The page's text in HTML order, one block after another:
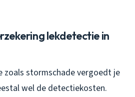
lekdetectie in
zoals stormschade vergoedt je
wel de detectiekosten.